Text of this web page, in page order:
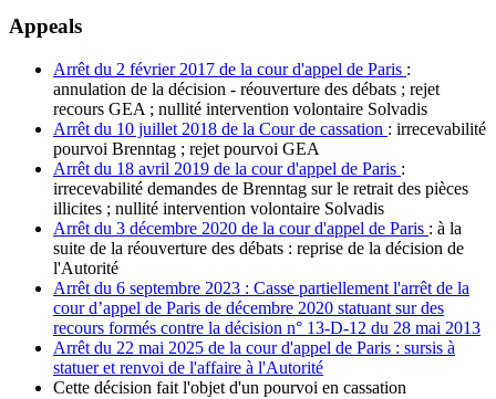
Appeals
Arrêt du 2 février 2017 de la cour d'appel de Paris :
annulation de la décision - réouverture des débats ; rejet
recours GEA ; nullité intervention volontaire Solvadis
Arrêt du 10 juillet 2018 de la Cour de cassation : irrecevabilité
pourvoi Brenntag ; rejet pourvoi GEA
Arrêt du 18 avril 2019 de la cour d'appel de Paris :
irrecevabilité demandes de Brenntag sur le retrait des pièces
illicites ; nullité intervention volontaire Solvadis
Arrêt du 3 décembre 2020 de la cour d'appel de Paris : à la
suite de la réouverture des débats : reprise de la décision de
l'Autorité
Arrêt du 6 septembre 2023 : Casse partiellement l'arrêt de la
cour d’appel de Paris de décembre 2020 statuant sur des
recours formés contre la décision n° 13-D-12 du 28 mai 2013
Arrêt du 22 mai 2025 de la cour d'appel de Paris : sursis à
statuer et renvoi de l'affaire à l'Autorité
Cette décision fait l'objet d'un pourvoi en cassation